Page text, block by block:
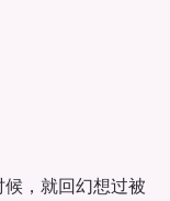
，就回幻想过被